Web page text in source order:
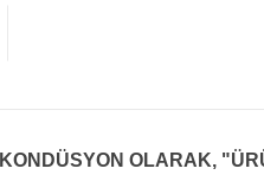
OLARAK,